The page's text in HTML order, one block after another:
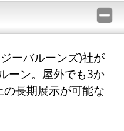
ーバルーンズ)社が
ーン。屋外でも3か
長期展示が可能な